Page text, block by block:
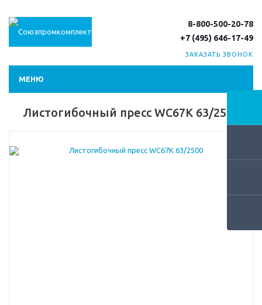
8-800-500-20-78
+7 (495) 646-17-49
ЗАКАЗАТЬ ЗВОНОК
МЕНЮ
Листогибочный пресс WC67K 63/2500